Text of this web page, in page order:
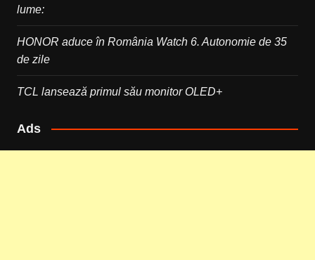
lume:
HONOR aduce în România Watch 6. Autonomie de 35
de zile
TCL lansează primul său monitor OLED+
Ads